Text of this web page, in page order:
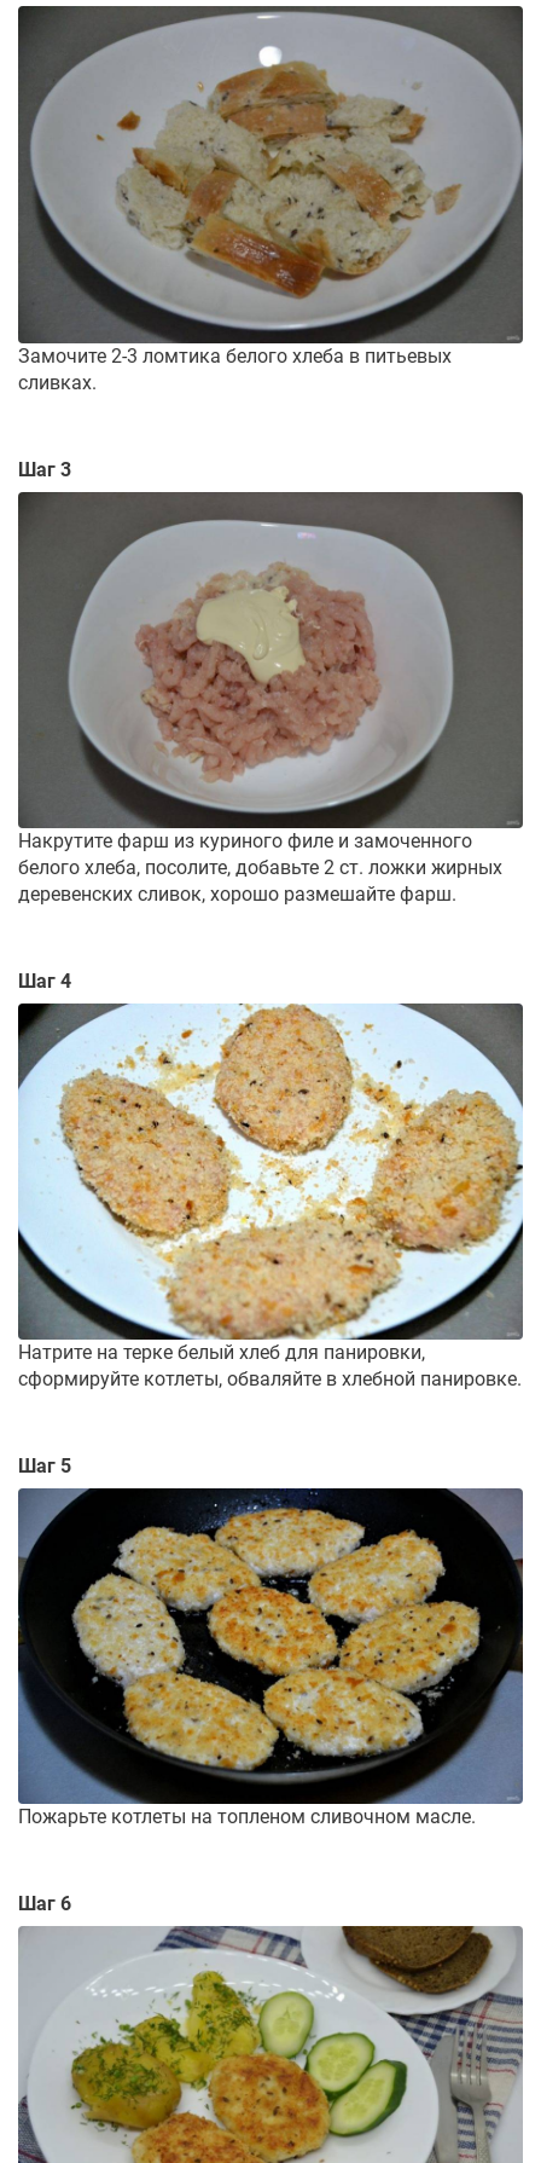
Замочите 2-3 ломтика белого хлеба в питьевых
сливках.
Шаг 3
Накрутите фарш из куриного филе и замоченного
белого хлеба, посолите, добавьте 2 ст. ложки жирных
деревенских сливок, хорошо размешайте фарш.
Шаг 4
Натрите на терке белый хлеб для панировки,
сформируйте котлеты, обваляйте в хлебной панировке.
Шаг 5
Пожарьте котлеты на топленом сливочном масле.
Шаг 6